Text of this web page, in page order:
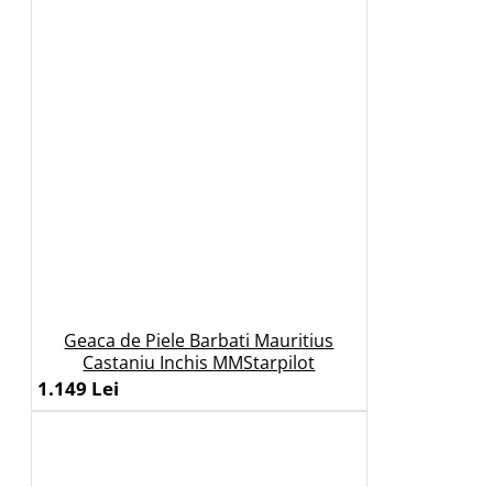
Geaca de Piele Barbati Mauritius
Castaniu Inchis MMStarpilot
1.149 Lei